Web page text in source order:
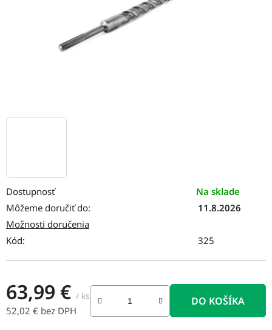
Dostupnosť
Na sklade
Môžeme doručiť do:
11.8.2026
Možnosti doručenia
Kód:
325
63,99 € / ks
52,02 € bez DPH
DO KOŠÍKA